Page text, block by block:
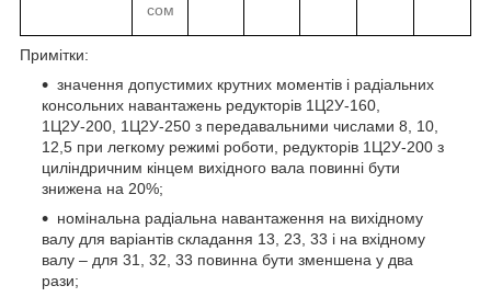
сом
Примітки:
значення допустимих крутних моментів і радіальних
консольних навантажень редукторів 1Ц2У-160,
1Ц2У-200, 1Ц2У-250 з передавальними числами 8, 10,
12,5 при легкому режимі роботи, редукторів 1Ц2У-200 з
циліндричним кінцем вихідного вала повинні бути
знижена на 20%;
номінальна радіальна навантаження на вихідному
валу для варіантів складання 13, 23, 33 і на вхідному
валу – для 31, 32, 33 повинна бути зменшена у два
рази;